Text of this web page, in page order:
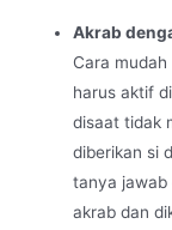
Akrab
Cara
harus aktif
disaat tidak
diberikan si
tanya jawab
akrab dan